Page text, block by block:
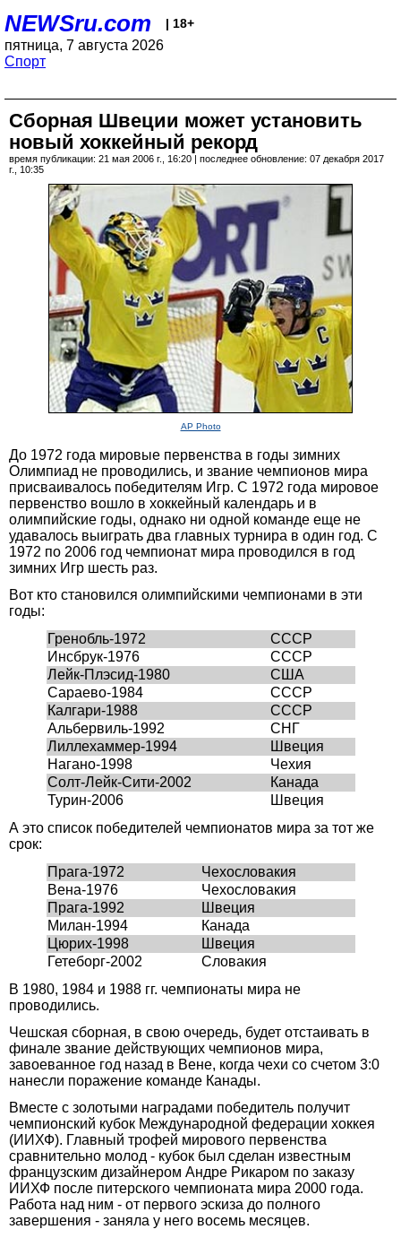
NEWSru.com | 18+
пятница, 7 августа 2026
Спорт
Сборная Швеции может установить
новый хоккейный рекорд
время публикации: 21 мая 2006 г., 16:20 | последнее обновление: 07 декабря 2017
г., 10:35
AP Photo
До 1972 года мировые первенства в годы зимних
Олимпиад не проводились, и звание чемпионов мира
присваивалось победителям Игр. С 1972 года мировое
первенство вошло в хоккейный календарь и в
олимпийские годы, однако ни одной команде еще не
удавалось выиграть два главных турнира в один год. С
1972 по 2006 год чемпионат мира проводился в год
зимних Игр шесть раз.
Вот кто становился олимпийскими чемпионами в эти
годы:
Гренобль-1972
СССР
Инсбрук-1976
СССР
Лейк-Плэсид-1980
США
Сараево-1984
СССР
Калгари-1988
СССР
Альбервиль-1992
СНГ
Лиллехаммер-1994
Швеция
Нагано-1998
Чехия
Солт-Лейк-Сити-2002
Канада
Турин-2006
Швеция
А это список победителей чемпионатов мира за тот же
срок:
Прага-1972
Чехословакия
Вена-1976
Чехословакия
Прага-1992
Швеция
Милан-1994
Канада
Цюрих-1998
Швеция
Гетеборг-2002
Словакия
В 1980, 1984 и 1988 гг. чемпионаты мира не
проводились.
Чешская сборная, в свою очередь, будет отстаивать в
финале звание действующих чемпионов мира,
завоеванное год назад в Вене, когда чехи со счетом 3:0
нанесли поражение команде Канады.
Вместе с золотыми наградами победитель получит
чемпионский кубок Международной федерации хоккея
(ИИХФ). Главный трофей мирового первенства
сравнительно молод - кубок был сделан известным
французским дизайнером Андре Рикаром по заказу
ИИХФ после питерского чемпионата мира 2000 года.
Работа над ним - от первого эскиза до полного
завершения - заняла у него восемь месяцев.